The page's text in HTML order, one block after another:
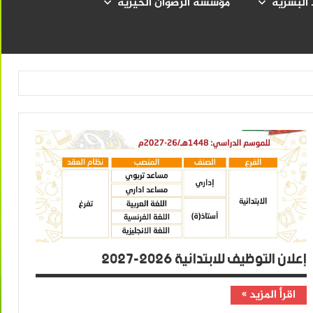
إعلان التوظيف للابتدائية 2026-2027
اقرأ المزيد